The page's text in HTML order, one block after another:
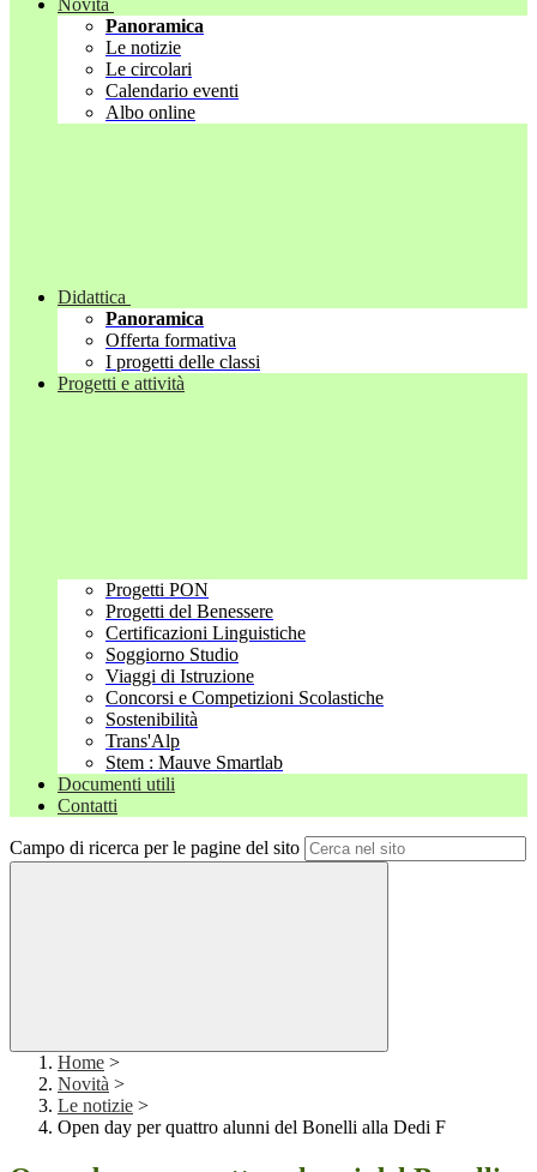
Novità
Panoramica
Le notizie
Le circolari
Calendario eventi
Albo online
Didattica
Panoramica
Offerta formativa
I progetti delle classi
Progetti e attività
Progetti PON
Progetti del Benessere
Certificazioni Linguistiche
Soggiorno Studio
Viaggi di Istruzione
Concorsi e Competizioni Scolastiche
Sostenibilità
Trans'Alp
Stem : Mauve Smartlab
Documenti utili
Contatti
Campo di ricerca per le pagine del sito
Home >
Novità >
Le notizie >
Open day per quattro alunni del Bonelli alla Dedi F